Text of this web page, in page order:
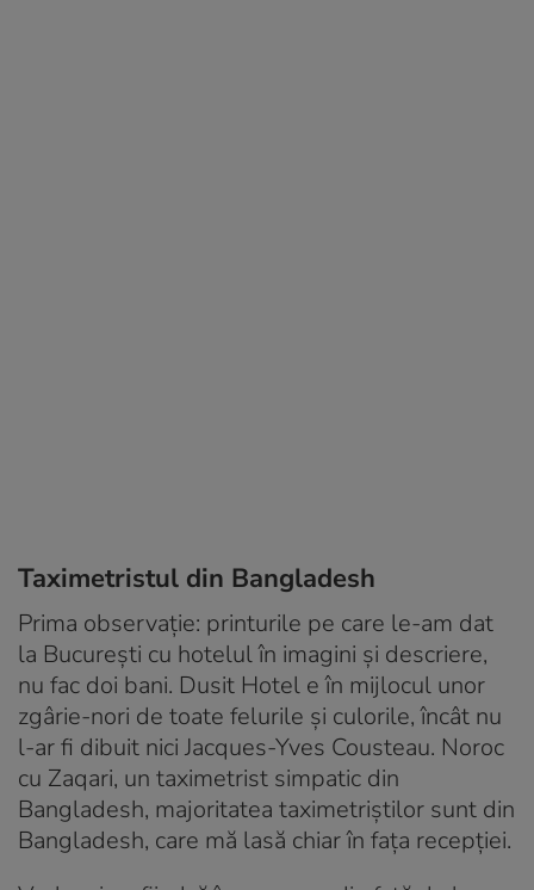
Taximetristul din Bangladesh
Prima observație: printurile pe care le-am dat
la București cu hotelul în imagini și descriere,
nu fac doi bani. Dusit Hotel e în mijlocul unor
zgârie-nori de toate felurile și culorile, încât nu
l-ar fi dibuit nici Jacques-Yves Cousteau. Noroc
cu Zaqari, un taximetrist simpatic din
Bangladesh, majoritatea taximetriștilor sunt din
Bangladesh, care mă lasă chiar în fața recepției.